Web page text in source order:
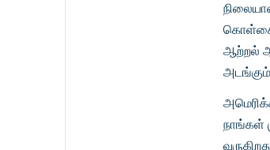
ஆற்றல்
நாங்கள்